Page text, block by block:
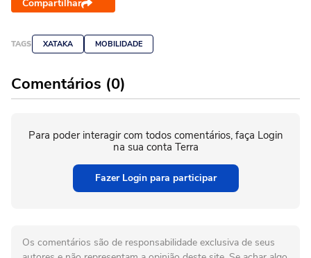
Compartilhar
TAGS XATAKA MOBILIDADE
Comentários (0)
Para poder interagir com todos comentários, faça Login
na sua conta Terra
Fazer Login para participar
Os comentários são de responsabilidade exclusiva de seus